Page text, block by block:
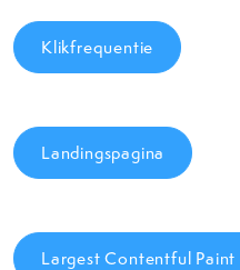
Klikfrequentie
Landingspagina
Largest Contentful Paint